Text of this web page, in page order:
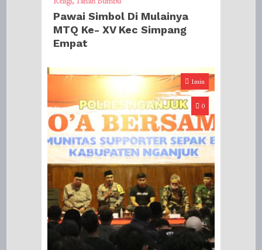
Pawai Simbol Di Mulainya
MTQ Ke- XV Kec Simpang
Empat
1min
0